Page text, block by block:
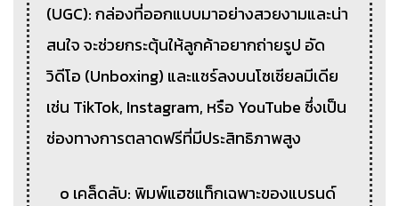
(UGC): กล่องที่ออกแบบมาอย่างสวยงามและน่า
สนใจ จะช่วยกระตุ้นให้ลูกค้าอยากถ่ายรูป อัด
วิดีโอ (Unboxing) และแชร์ลงบนโซเชียลมีเดีย
เช่น TikTok, Instagram, หรือ YouTube ซึ่งเป็น
ช่องทางการตลาดฟรีที่มีประสิทธิภาพสูง
o เคล็ดลับ: พิมพ์แฮชแท็กเฉพาะของแบรนด์